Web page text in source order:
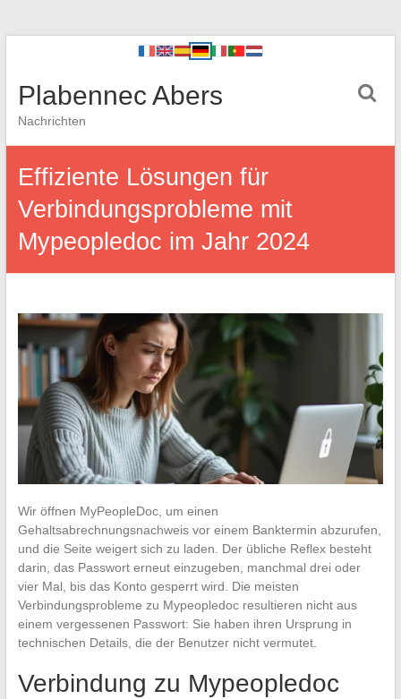
Plabennec Abers
Nachrichten
Effiziente Lösungen für
Verbindungsprobleme mit
Mypeopledoc im Jahr 2024
Wir öffnen MyPeopleDoc, um einen
Gehaltsabrechnungsnachweis vor einem Banktermin abzurufen,
und die Seite weigert sich zu laden. Der übliche Reflex besteht
darin, das Passwort erneut einzugeben, manchmal drei oder
vier Mal, bis das Konto gesperrt wird. Die meisten
Verbindungsprobleme zu Mypeopledoc resultieren nicht aus
einem vergessenen Passwort: Sie haben ihren Ursprung in
technischen Details, die der Benutzer nicht vermutet.
Verbindung zu Mypeopledoc